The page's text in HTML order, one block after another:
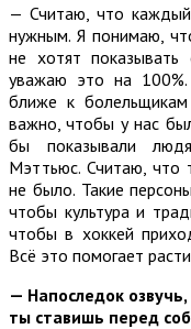
— Считаю, что
нужным. Я понимаю,
не хотят
уважаю это на
ближе к
важно, чтобы у нас
бы показывали
Мэттьюс. Считаю, что
не было. Такие
чтобы культура и
чтобы в хоккей
Всё это помогает
— Напоследок
ты ставишь перед